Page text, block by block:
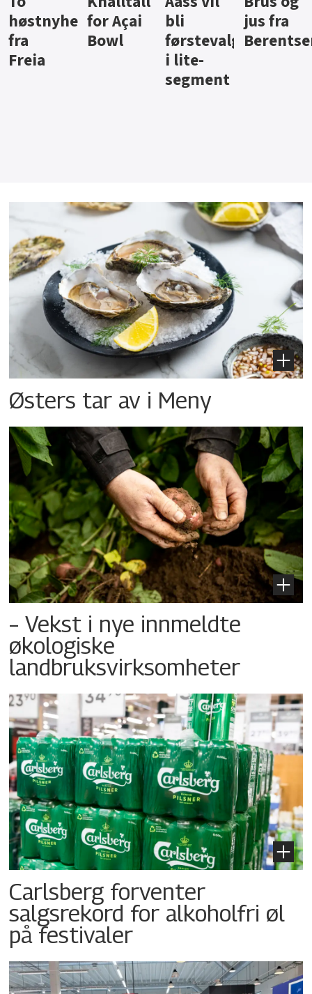
for Açai
Bowl
bli
førstevalg
jus fra
Berentsen
iste fra
Hansa
Østers tar av i Meny
– Vekst i nye innmeldte
økologiske
landbruksvirksomheter
Carlsberg forventer
salgsrekord for alkoholfri øl
på festivaler